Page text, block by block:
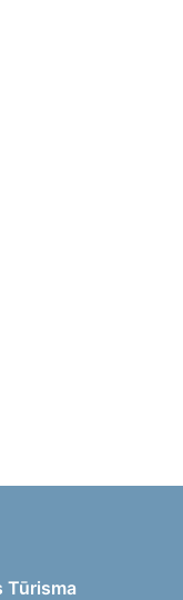
Tūrisma